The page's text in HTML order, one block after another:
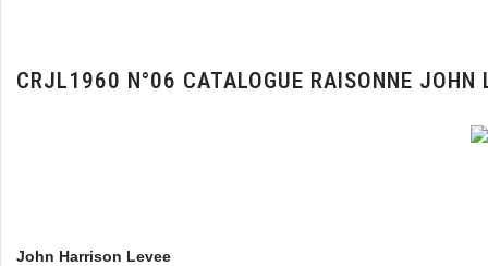
CRJL1960 N°06 CATALOGUE RAISONNE JOHN
John Harrison Levee